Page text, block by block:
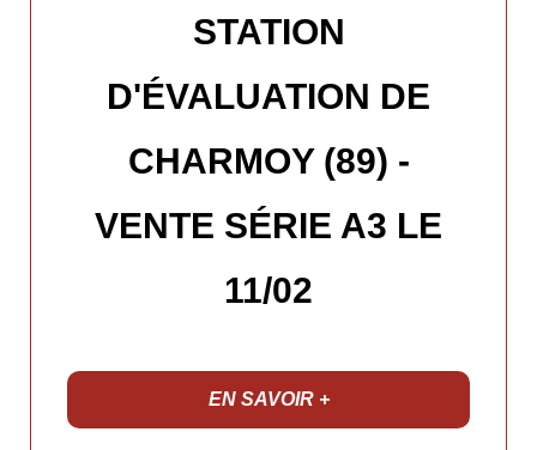
STATION
D'ÉVALUATION DE
CHARMOY (89) -
VENTE SÉRIE A3 LE
11/02
EN SAVOIR +